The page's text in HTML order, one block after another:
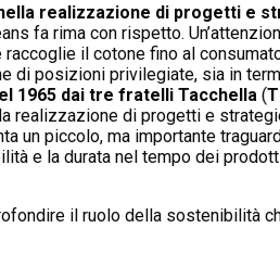
realizzazione di progetti e
fa rima con rispetto.
il cotone fino al
di posizioni privilegiate, sia in
1965 dai tre fratelli Tacchella (
realizzazione di progetti e
un piccolo, ma importante
e la durata nel tempo dei
il ruolo della sostenibilità